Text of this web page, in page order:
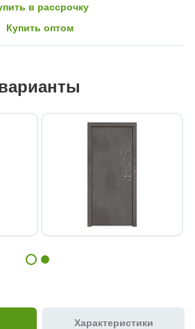
в рассрочку
Купить оптом
Характеристики